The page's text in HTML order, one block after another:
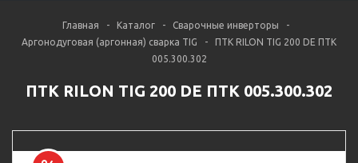
Главная - Каталог - Сварочные инверторы
-
Аргонодуговая (аргонная) сварка TIG
-
ПТК RILON TIG 200 DE ПТК
005.300.302
ПТК RILON TIG 200 DE ПТК 005.300.302